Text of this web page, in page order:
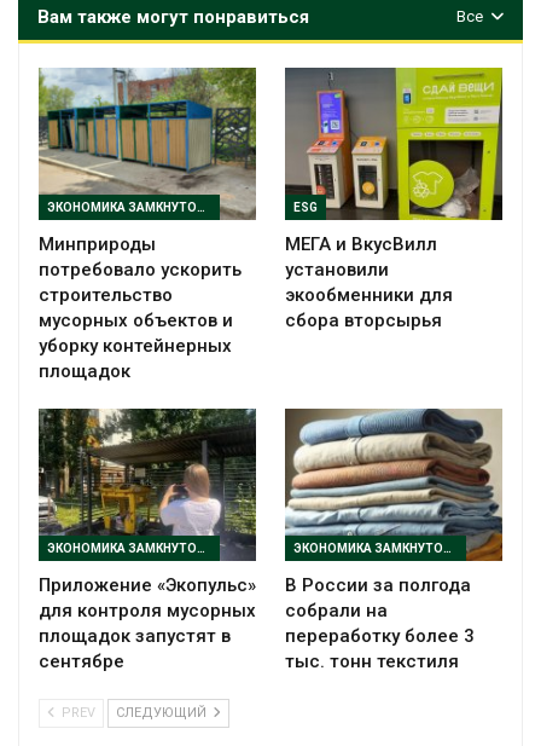
Все
Вам также могут понравиться
ЭКОНОМИКА ЗАМКНУТОГО ЦИКЛА
Минприроды
потребовало ускорить
строительство
мусорных объектов и
уборку контейнерных
площадок
ESG
МЕГА и ВкусВилл
установили
экообменники для
сбора вторсырья
ЭКОНОМИКА ЗАМКНУТОГО ЦИКЛА
Приложение «Экопульс»
для контроля мусорных
площадок запустят в
сентябре
ЭКОНОМИКА ЗАМКНУТОГО ЦИКЛА
В России за полгода
собрали на
переработку более 3
тыс. тонн текстиля
PREV СЛЕДУЮЩИЙ